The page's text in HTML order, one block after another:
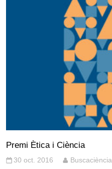
Premi Ètica i Ciència
30 oct. 2016 Buscaciència